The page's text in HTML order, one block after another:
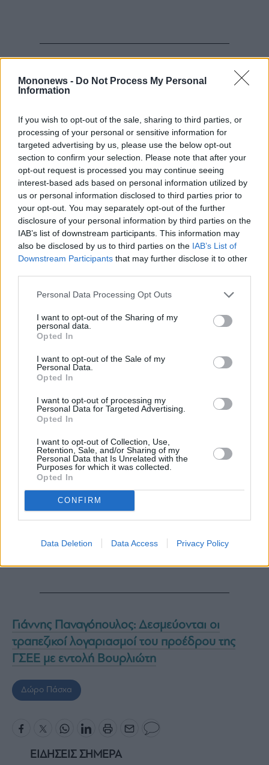
Mononews - Do Not Process My Personal
Information
If you wish to opt-out of the sale, sharing to third parties, or
processing of your personal or sensitive information for
targeted advertising by us, please use the below opt-out
section to confirm your selection. Please note that after your
opt-out request is processed you may continue seeing
interest-based ads based on personal information utilized by
us or personal information disclosed to third parties prior to
your opt-out. You may separately opt-out of the further
disclosure of your personal information by third parties on the
IAB’s list of downstream participants. This information may
also be disclosed by us to third parties on the IAB’s List of
Downstream Participants that may further disclose it to other
Personal Data Processing Opt Outs
I want to opt-out of the Sharing of my
personal data.
Opted In
I want to opt-out of the Sale of my
Personal Data.
Opted In
I want to opt-out of processing my
Personal Data for Targeted Advertising.
Opted In
I want to opt-out of Collection, Use,
Retention, Sale, and/or Sharing of my
Personal Data that Is Unrelated with the
Purposes for which it was collected.
Opted In
CONFIRM
Data Deletion Data Access Privacy Policy
Διαβάστε επίσης
κατοικίας το 2025 – Αύξηση 9,4% στις τιμές
πώλησης και 6% στα ενοίκια
Υπέρ των δανειοληπτών του νόμου Κατσέλη η
απόφαση του Αρείου Πάγου – Στη μηνιαία
δόση ο υπολογισμός των τόκων
Γιάννης Παναγόπουλος: Δεσμεύονται οι
τραπεζικοί λογαριασμοί του προέδρου της
ΓΣΕΕ με εντολή Βουρλιώτη
Δώρο Πάσχα
ΕΙΔΗΣΕΙΣ ΣΗΜΕΡΑ